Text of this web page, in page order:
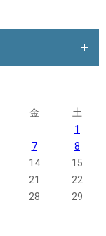
金
土
1
7
8
14
15
21
22
28
29